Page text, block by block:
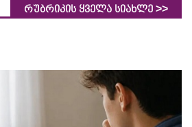
რუბრიკის ყველა სიახლე >>